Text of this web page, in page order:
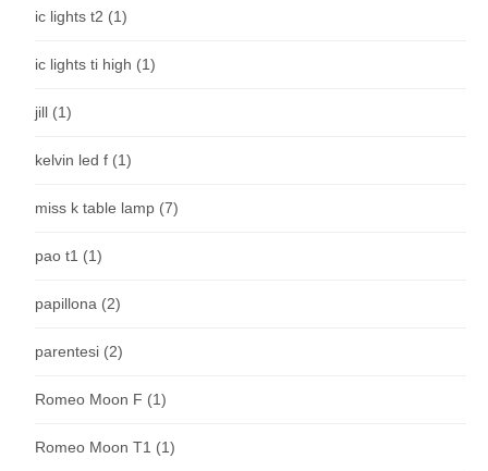
ic lights t2 (1)
ic lights ti high (1)
jill (1)
kelvin led f (1)
miss k table lamp (7)
pao t1 (1)
papillona (2)
parentesi (2)
Romeo Moon F (1)
Romeo Moon T1 (1)